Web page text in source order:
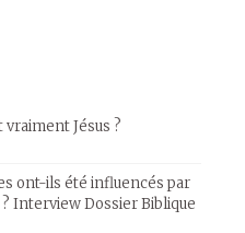
vraiment Jésus ?
ont-ils été influencés par
Interview Dossier Biblique